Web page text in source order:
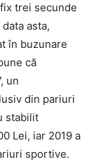
trei secunde
asta,
în buzunare
că
un
din pariuri
stabilit
Lei, iar 2019 a
sportive.